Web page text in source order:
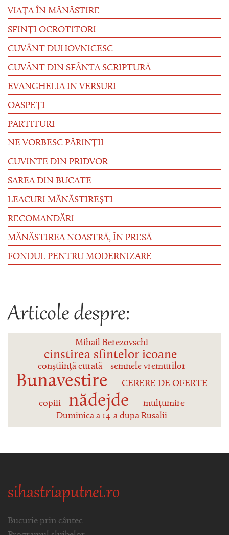
VIAȚA ÎN MĂNĂSTIRE
SFINȚI OCROTITORI
CUVÂNT DUHOVNICESC
CUVÂNT DIN SFÂNTA SCRIPTURĂ
EVANGHELIA IN VERSURI
OASPEȚI
PARTITURI
NE VORBESC PĂRINȚII
CUVINTE DIN PRIDVOR
SAREA DIN BUCATE
LEACURI MĂNĂSTIREȘTI
RECOMANDĂRI
MĂNĂSTIREA NOASTRĂ, ÎN PRESĂ
FONDUL PENTRU MODERNIZARE
Articole despre:
Mihail Berezovschi
cinstirea sfintelor icoane
conștiință curată semnele vremurilor
Bunavestire CERERE DE OFERTE
copiii nădejde
mulțumire
Duminica a 14-a dupa Rusalii
sihastriaputnei.ro
Bucurie prin cântec